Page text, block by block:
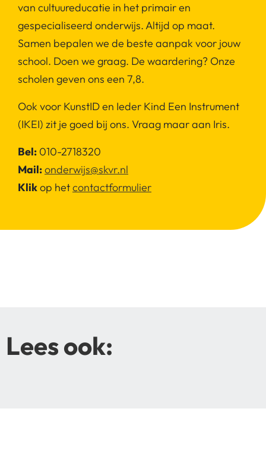
van cultuureducatie in het primair en
gespecialiseerd onderwijs. Altijd op maat.
Samen bepalen we de beste aanpak voor jouw
school. Doen we graag. De waardering? Onze
scholen geven ons een 7,8.
Ook voor KunstID en Ieder Kind Een Instrument
(IKEI) zit je goed bij ons. Vraag maar aan Iris.
Bel: 010-2718320
Mail:onderwijs@skvr.nl
Klikop hetcontactformulier
Lees ook: